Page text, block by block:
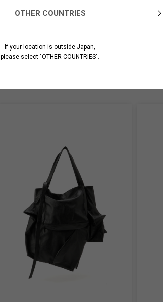
OTHER COUNTRIES
If your location is outside Japan,
please select "OTHER COUNTRIES".